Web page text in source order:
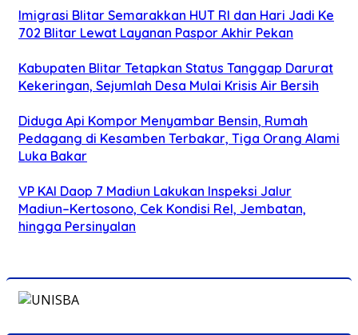
Imigrasi Blitar Semarakkan HUT RI dan Hari Jadi Ke
702 Blitar Lewat Layanan Paspor Akhir Pekan
Kabupaten Blitar Tetapkan Status Tanggap Darurat
Kekeringan, Sejumlah Desa Mulai Krisis Air Bersih
Diduga Api Kompor Menyambar Bensin, Rumah
Pedagang di Kesamben Terbakar, Tiga Orang Alami
Luka Bakar
VP KAI Daop 7 Madiun Lakukan Inspeksi Jalur
Madiun–Kertosono, Cek Kondisi Rel, Jembatan,
hingga Persinyalan